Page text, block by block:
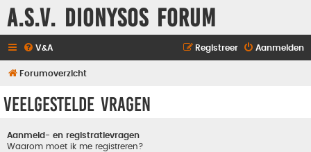
A.S.V. Dionysos Forum
V&A Aanmelden
Registreer
Forumoverzicht
Veelgestelde vragen
Aanmeld- en registratievragen
Waarom moet ik me registreren?